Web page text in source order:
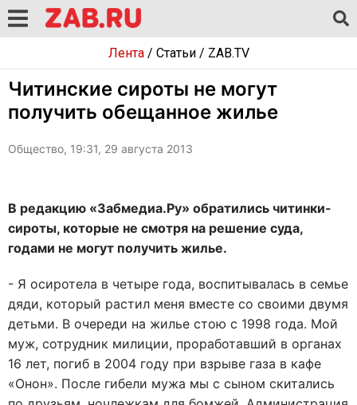
Лента/ Статьи/ ZAB.TV
Читинские сироты не могут
получить обещанное жилье
Общество, 19:31, 29 августа 2013
В редакцию «Забмедиа.Ру» обратились читинки-
сироты, которые не смотря на решение суда,
годами не могут получить жилье.
- Я осиротела в четыре года, воспитывалась в семье
дяди, который растил меня вместе со своими двумя
детьми. В очереди на жилье стою с 1998 года. Мой
муж, сотрудник милиции, проработавший в органах
16 лет, погиб в 2004 году при взрыве газа в кафе
«Онон». После гибели мужа мы с сыном скитались